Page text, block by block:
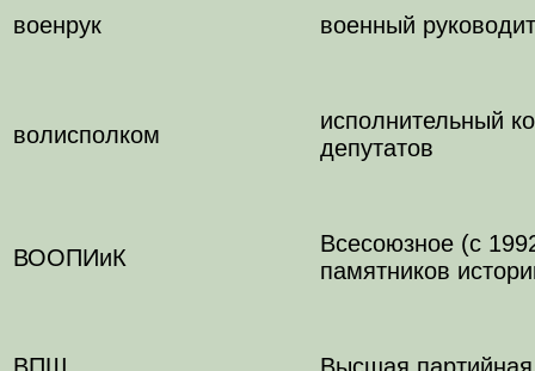
военрук военный
волисполком
исполнительный
депутатов
ВООПИиК
Всесоюзное (с
памятников